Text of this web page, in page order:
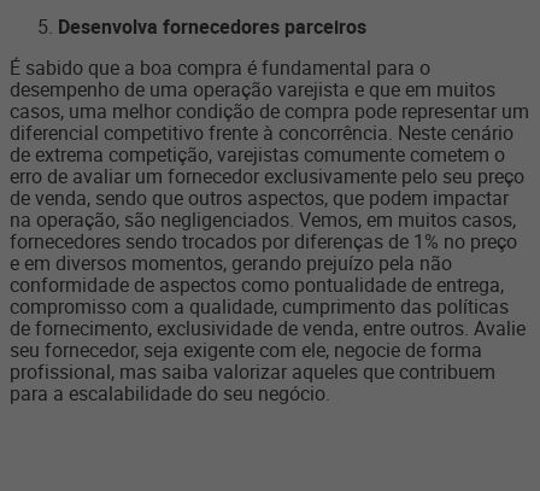
Desenvolva fornecedores parceiros
É sabido que a boa compra é fundamental para o
desempenho de uma operação varejista e que em muitos
casos, uma melhor condição de compra pode representar um
diferencial competitivo frente à concorrência. Neste cenário
de extrema competição, varejistas comumente cometem o
erro de avaliar um fornecedor exclusivamente pelo seu preço
de venda, sendo que outros aspectos, que podem impactar
na operação, são negligenciados. Vemos, em muitos casos,
fornecedores sendo trocados por diferenças de 1% no preço
e em diversos momentos, gerando prejuízo pela não
conformidade de aspectos como pontualidade de entrega,
compromisso com a qualidade, cumprimento das políticas
de fornecimento, exclusividade de venda, entre outros. Avalie
seu fornecedor, seja exigente com ele, negocie de forma
profissional, mas saiba valorizar aqueles que contribuem
para a escalabilidade do seu negócio.